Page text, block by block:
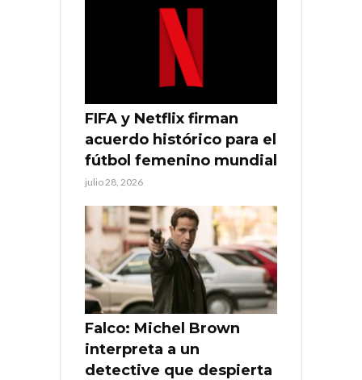
FIFA y Netflix firman
acuerdo histórico para el
fútbol femenino mundial
julio 28, 2026
Falco: Michel Brown
interpreta a un
detective que despierta